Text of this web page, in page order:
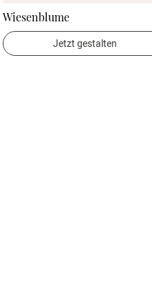
Wiesenblume
Jetzt gestalten